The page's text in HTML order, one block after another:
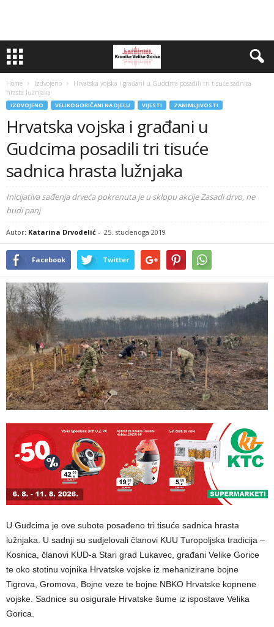
Home Izdvojeno
Hrvatska vojska i građani u Gudcima posadili tri tisuće sadnica
hrasta lužnjaka
IZDVOJENO VELIKOGORIČANI NA DJELU VIJESTI ZANIMLJIVOSTI
Hrvatska vojska i građani u
Gudcima posadili tri tisuće
sadnica hrasta lužnjaka
Inicijativa sađenja drveća pokrenuta je u sklopu akcije Zasadi drvo, ne
budi panj
Autor: Katarina Drvodelić - 25. studenoga 2019
Facebook Twitter
U Gudcima je ove subote posađeno tri tisuće sadnica hrasta
lužnjaka. U sadnji su sudjelovali članovi KUU Turopoljska tradicija –
Kosnica, članovi KUD-a Stari grad Lukavec, građani Velike Gorice
te oko stotinu vojnika Hrvatske vojske iz mehanizirane bojne
Tigrova, Gromova, Bojne veze te bojne NBKO Hrvatske kopnene
vojske. Sadnice su osigurale Hrvatske šume iz ispostave Velika
Gorica.